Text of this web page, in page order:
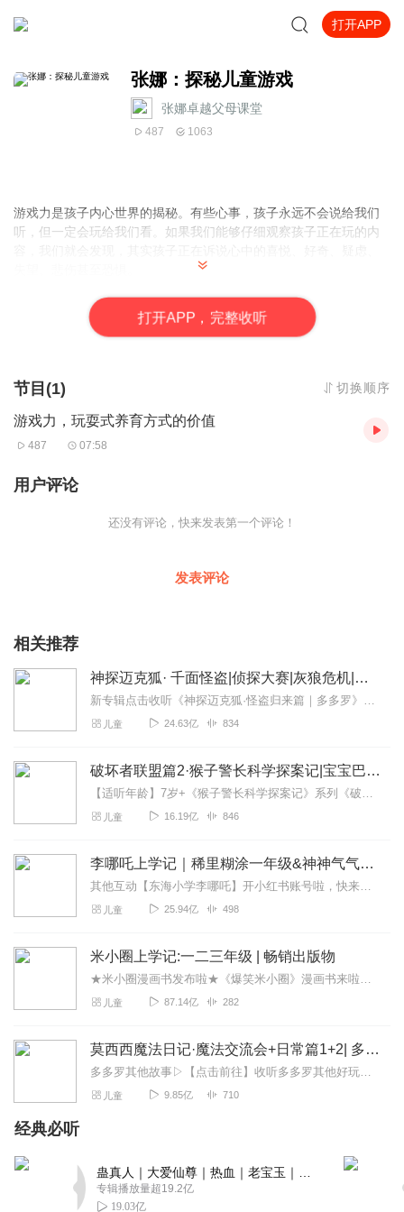
打开APP
张娜：探秘儿童游戏
张娜卓越父母课堂
487 1063
游戏力是孩子内心世界的揭秘。有些心事，孩子永远不会说给我们
听，但一定会玩给我们看。如果我们能够仔细观察孩子正在玩的内
如果游戏力成为你的育儿指南，
那么你的孩子长大后一定会说：“我有一个天堂般的童年。”
主播：张娜，中科院心理所儿童发展与教育心理学硕士研究生，沐
理热线专家，美国P.E.T.效能父母教练，认知和意象对话治疗师，多
元智能的践行者，STEAM（Science科学. Technology科技.
打开APP，完整收听
节目(1) 切换顺序
游戏力，玩耍式养育方式的价值
487 07:58
用户评论
还没有评论，快来发表第一个评论！
发表评论
相关推荐
神探迈克狐· 千面怪盗|侦探大赛|灰狼危机|多多罗
新专辑点击收听《神探迈克狐·怪盗归来篇｜多多罗》！！！>>>点击进入主播橱窗购买《神探迈克狐》系列图书吧!<<<多多罗故事【点击前往】收听多多罗其他好玩有趣的故...
儿童 24.63亿 834
破坏者联盟篇2·猴子警长科学探案记|宝宝巴士故事
【适听年龄】7岁+《猴子警长科学探案记》系列《破坏者联盟篇1·猴子警长科学探案记》>>>《破坏者联盟篇2·猴子警长科学探案记》>>>《破坏者联盟篇3·猴子警长科...
儿童 16.19亿 846
李哪吒上学记｜稀里糊涂一年级&神神气气二年级
其他互动【东海小学李哪吒】开小红书账号啦，快来关注和李哪吒成为好朋友！有机会免费领儿童会员、官方周边！【点击加入】东海小学广播站圈子，更多互动！李哪吒全新冒险番...
儿童 25.94亿 498
米小圈上学记:一二三年级 | 畅销出版物
★米小圈漫画书发布啦★《爆笑米小圈》漫画书来啦《米小圈上学记》一二三年级正版广播剧！《米小圈上学记》系列是儿童作家北猫最新创作的儿童小说系列，作品诙谐幽默、好...
儿童 87.14亿 282
莫西西魔法日记·魔法交流会+日常篇1+2| 多多罗
多多罗其他故事▷【点击前往】收听多多罗其他好玩有趣的故事▷【点击加入】多多罗圈子，和粉丝们一起互动吧！关注公众号：多多罗故事欢迎关注微信公众号/小红书：多多罗...
儿童 9.85亿 710
经典必听
专辑播放量超19.2亿
19.03亿